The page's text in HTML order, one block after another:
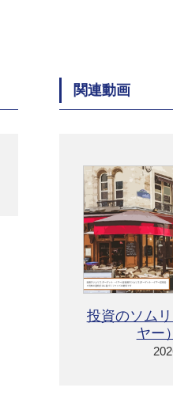
関連動画
投資のソム
ヤー